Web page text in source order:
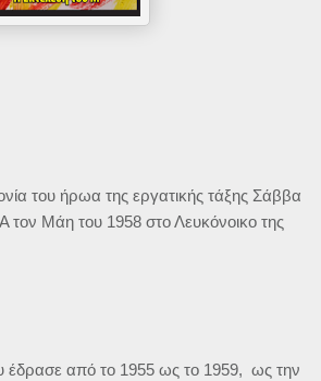
του ήρωα της εργατικής τάξης Σάββα
Μάη του 1958 στο Λευκόνοικο της
έδρασε από το 1955 ως το 1959, ως την